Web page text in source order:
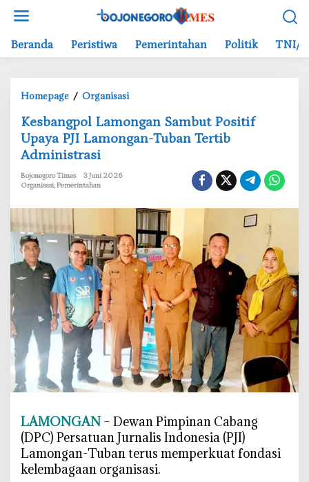
Beranda Peristiwa Pemerintahan Politik TNI/
Homepage / Organisasi
e
s
o
l
L
m
o
n
g
a
n
S
b
u
t
P
‎Kesbangpol Lamongan Sambut Positif
Upaya PJI Lamongan-Tuban Tertib
Administrasi
Bojonegoro Times
3 Juni 2026
Organisasi,Pemerintahan
LAMONGAN– Dewan Pimpinan Cabang
(DPC) Persatuan Jurnalis Indonesia (PJI)
Lamongan-Tuban terus memperkuat fondasi
kelembagaan organisasi.